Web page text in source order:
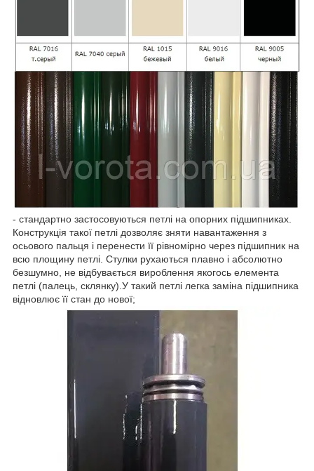
- стандартно застосовуються петлі на опорних підшипниках.
Конструкція такої петлі дозволяє зняти навантаження з
осьового пальця і перенести її рівномірно через підшипник на
всю площину петлі. Стулки рухаються плавно і абсолютно
безшумно, не відбувається вироблення якогось елемента
петлі (палець, склянку).У такий петлі легка заміна підшипника
відновлює її стан до нової;